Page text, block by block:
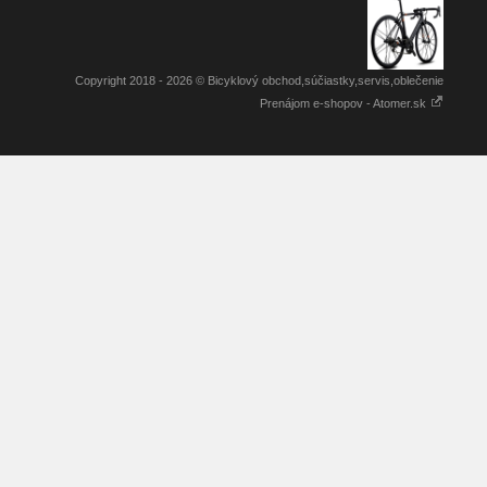
Copyright 2018 - 2026 © Bicyklový obchod,súčiastky,servis,oblečenie
Prenájom e-shopov - Atomer.sk